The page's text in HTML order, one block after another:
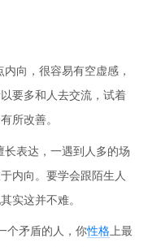
向，很容易有空虚感，
要多和人去交流，试着
所改善。
长表达，一遇到人多的场
内向。要学会跟陌生人
实这并不难。
个矛盾的人，你性格 上最